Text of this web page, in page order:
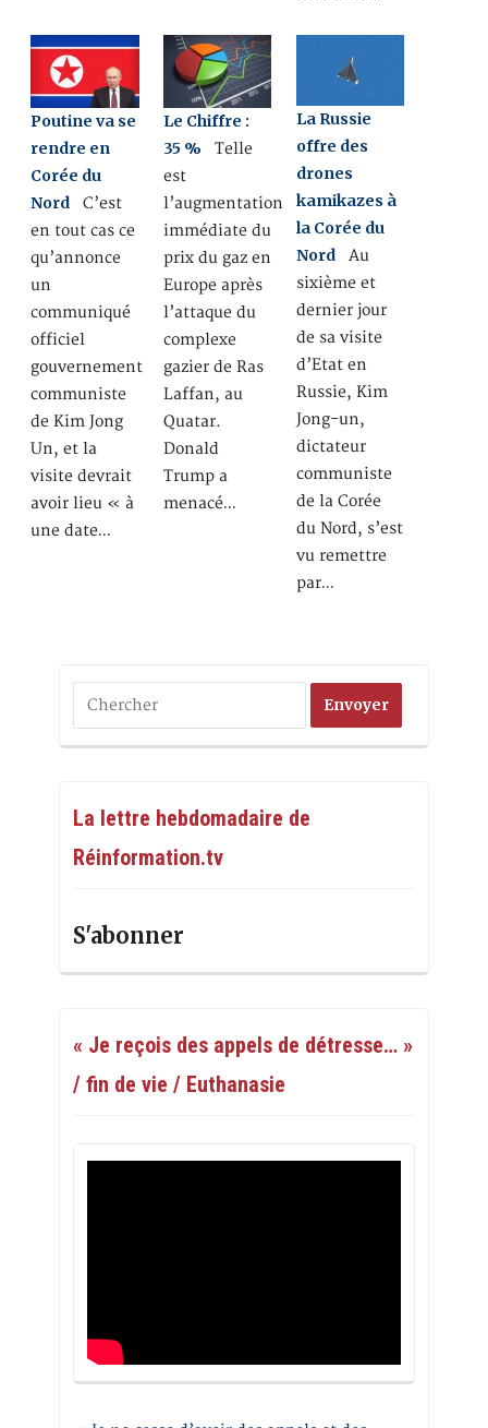
Poutine va se
rendre en
Corée du
Nord C’est
en tout cas ce
qu’annonce
un
communiqué
officiel
gouvernement
communiste
de Kim Jong
Un, et la
visite devrait
avoir lieu « à
une date…
Le Chiffre :
35 % Telle
est
l’augmentation
immédiate du
prix du gaz en
Europe après
l’attaque du
complexe
gazier de Ras
Laffan, au
Quatar.
Donald
Trump a
menacé…
La Russie
offre des
drones
kamikazes à
la Corée du
Nord Au
sixième et
dernier jour
de sa visite
d’Etat en
Russie, Kim
Jong-un,
dictateur
communiste
de la Corée
du Nord, s’est
vu remettre
par…
La lettre hebdomadaire de
Réinformation.tv
S'abonner
« Je reçois des appels de détresse… »
/ fin de vie / Euthanasie